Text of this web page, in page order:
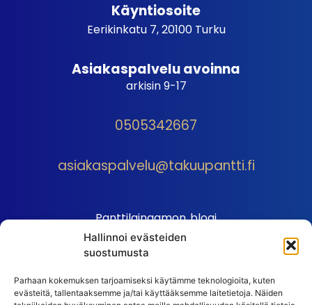
Hallinnoi evästeiden
suostumusta
Parhaan kokemuksen tarjoamiseksi käytämme teknologioita, kuten
evästeitä, tallentaaksemme ja/tai käyttääksemme laitetietoja. Näiden
Käyntiosoite
Eerikinkatu 7, 20100 Turku
Asiakaspalvelu avoinna
arkisin 9-17
0505342667
asiakaspalvelu@takuupantti.fi
Panttilainaamon blogi
Palveluhinnasto
Sopimusehdot
Autopantin sopimusehdot